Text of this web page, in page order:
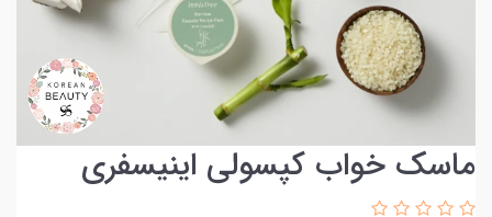
ماسک خواب کپسولی اینیسفری